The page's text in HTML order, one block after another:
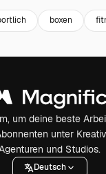
boxen
um deine beste
unter
und Studios.
Deutsch